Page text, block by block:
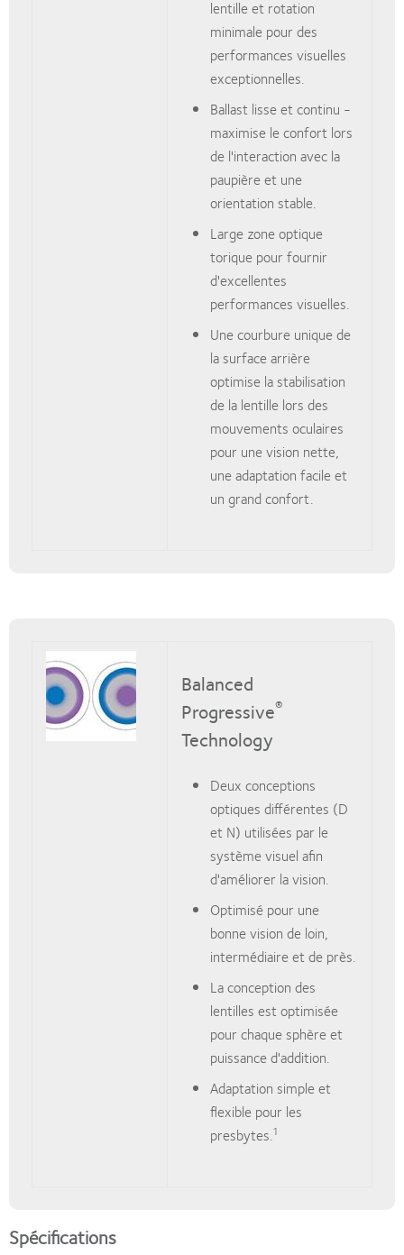
lentille et rotation
minimale pour des
performances visuelles
exceptionnelles.
Ballast lisse et continu -
maximise le confort lors
de l'interaction avec la
paupière et une
orientation stable.
Large zone optique
torique pour fournir
d'excellentes
performances visuelles.
Une courbure unique de
la surface arrière
optimise la stabilisation
de la lentille lors des
mouvements oculaires
pour une vision nette,
une adaptation facile et
un grand confort.
Balanced
Progressive®
Technology
Deux conceptions
optiques différentes (D
et N) utilisées par le
système visuel afin
d'améliorer la vision.
Optimisé pour une
bonne vision de loin,
intermédiaire et de près.
La conception des
lentilles est optimisée
pour chaque sphère et
puissance d'addition.
Adaptation simple et
flexible pour les
presbytes.1
Spécifications